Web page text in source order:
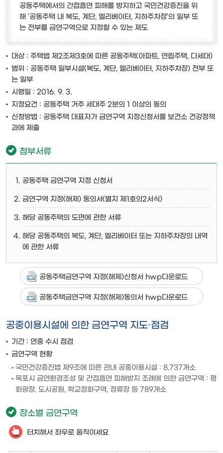
공동주택에서의 간접흡연 피해를 방지하고 국민건강증진을 위
해 ‘공동주택 내 복도, 계단, 엘리베이터, 지하주차장’의 일부 또
는 전부를 금연구역으로 지정할 수 있는 제도
대상 : 주택법 제2조제3호에 따른 공동주택(아파트, 연립주택, 다세대)
범위 : 공동주택 일부시설(복도, 계단, 엘리베이터, 지하주차장) 전부 또
는 일부
시행일 : 2016. 9. 3.
지정요건 : 공동주택 거주 세대주 2분의 1 이상의 동의
신청방법 : 공동주택 대표자가 금연구역 지정신청서를 보건소 건강정책
과에 제출
첨부서류
공동주택 금연구역 지정 신청서
금연구역 지정(해제) 동의서(별지 제1호의2서식)
해당 공동주택의 도면에 관한 서류
해당 공동주택의 복도, 계단, 엘리베이터 또는 지하주차장의 내역
에 관한 서류
공동주택금연구역 지정(해제)신청서 hwp다운로드
공동주택금연구역 지정(해제)동의서 hwp다운로드
공중이용시설에 의한 금연구역 지도·점검
기간 : 연중 수시 점검
금연구역 현황
국민건강증진법 제9조에 따른 관내 공중이용시설 : 8,737개소
목포시 금연환경조성 및 간접흡연 피해방지 조례에 의한 금연구역 : 평
화광장, 도시공원, 학교정화구역, 정류장 등 789개소
장소별 금연구역
터치해서 좌우로 움직이세요